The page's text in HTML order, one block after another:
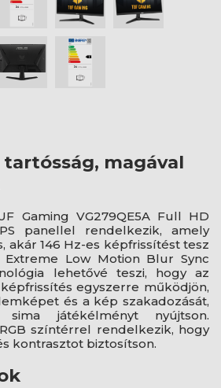
magával
Gaming VG279QE5A Full HD
panellel rendelkezik, amely
akár 146 Hz-es képfrissítést tesz
Extreme Low Motion Blur Sync
lehetővé teszi, hogy az
egyszerre működjön,
és a kép szakadozását,
sima játékélményt nyújtson.
színtérrel rendelkezik, hogy
kontrasztot biztosítson.